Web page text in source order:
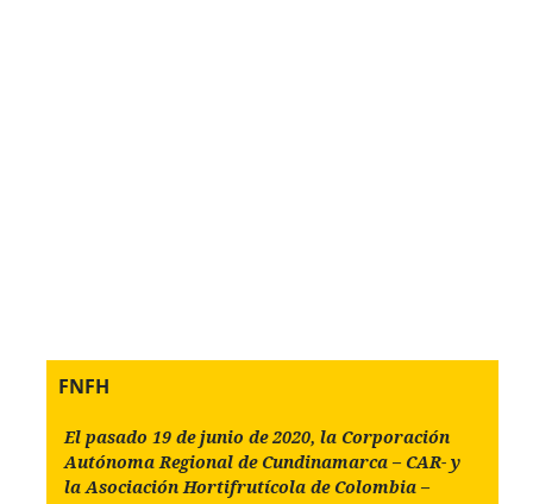
FNFH
El pasado 19 de junio de 2020, la Corporación
Autónoma Regional de Cundinamarca – CAR- y
la Asociación Hortifrutícola de Colombia –